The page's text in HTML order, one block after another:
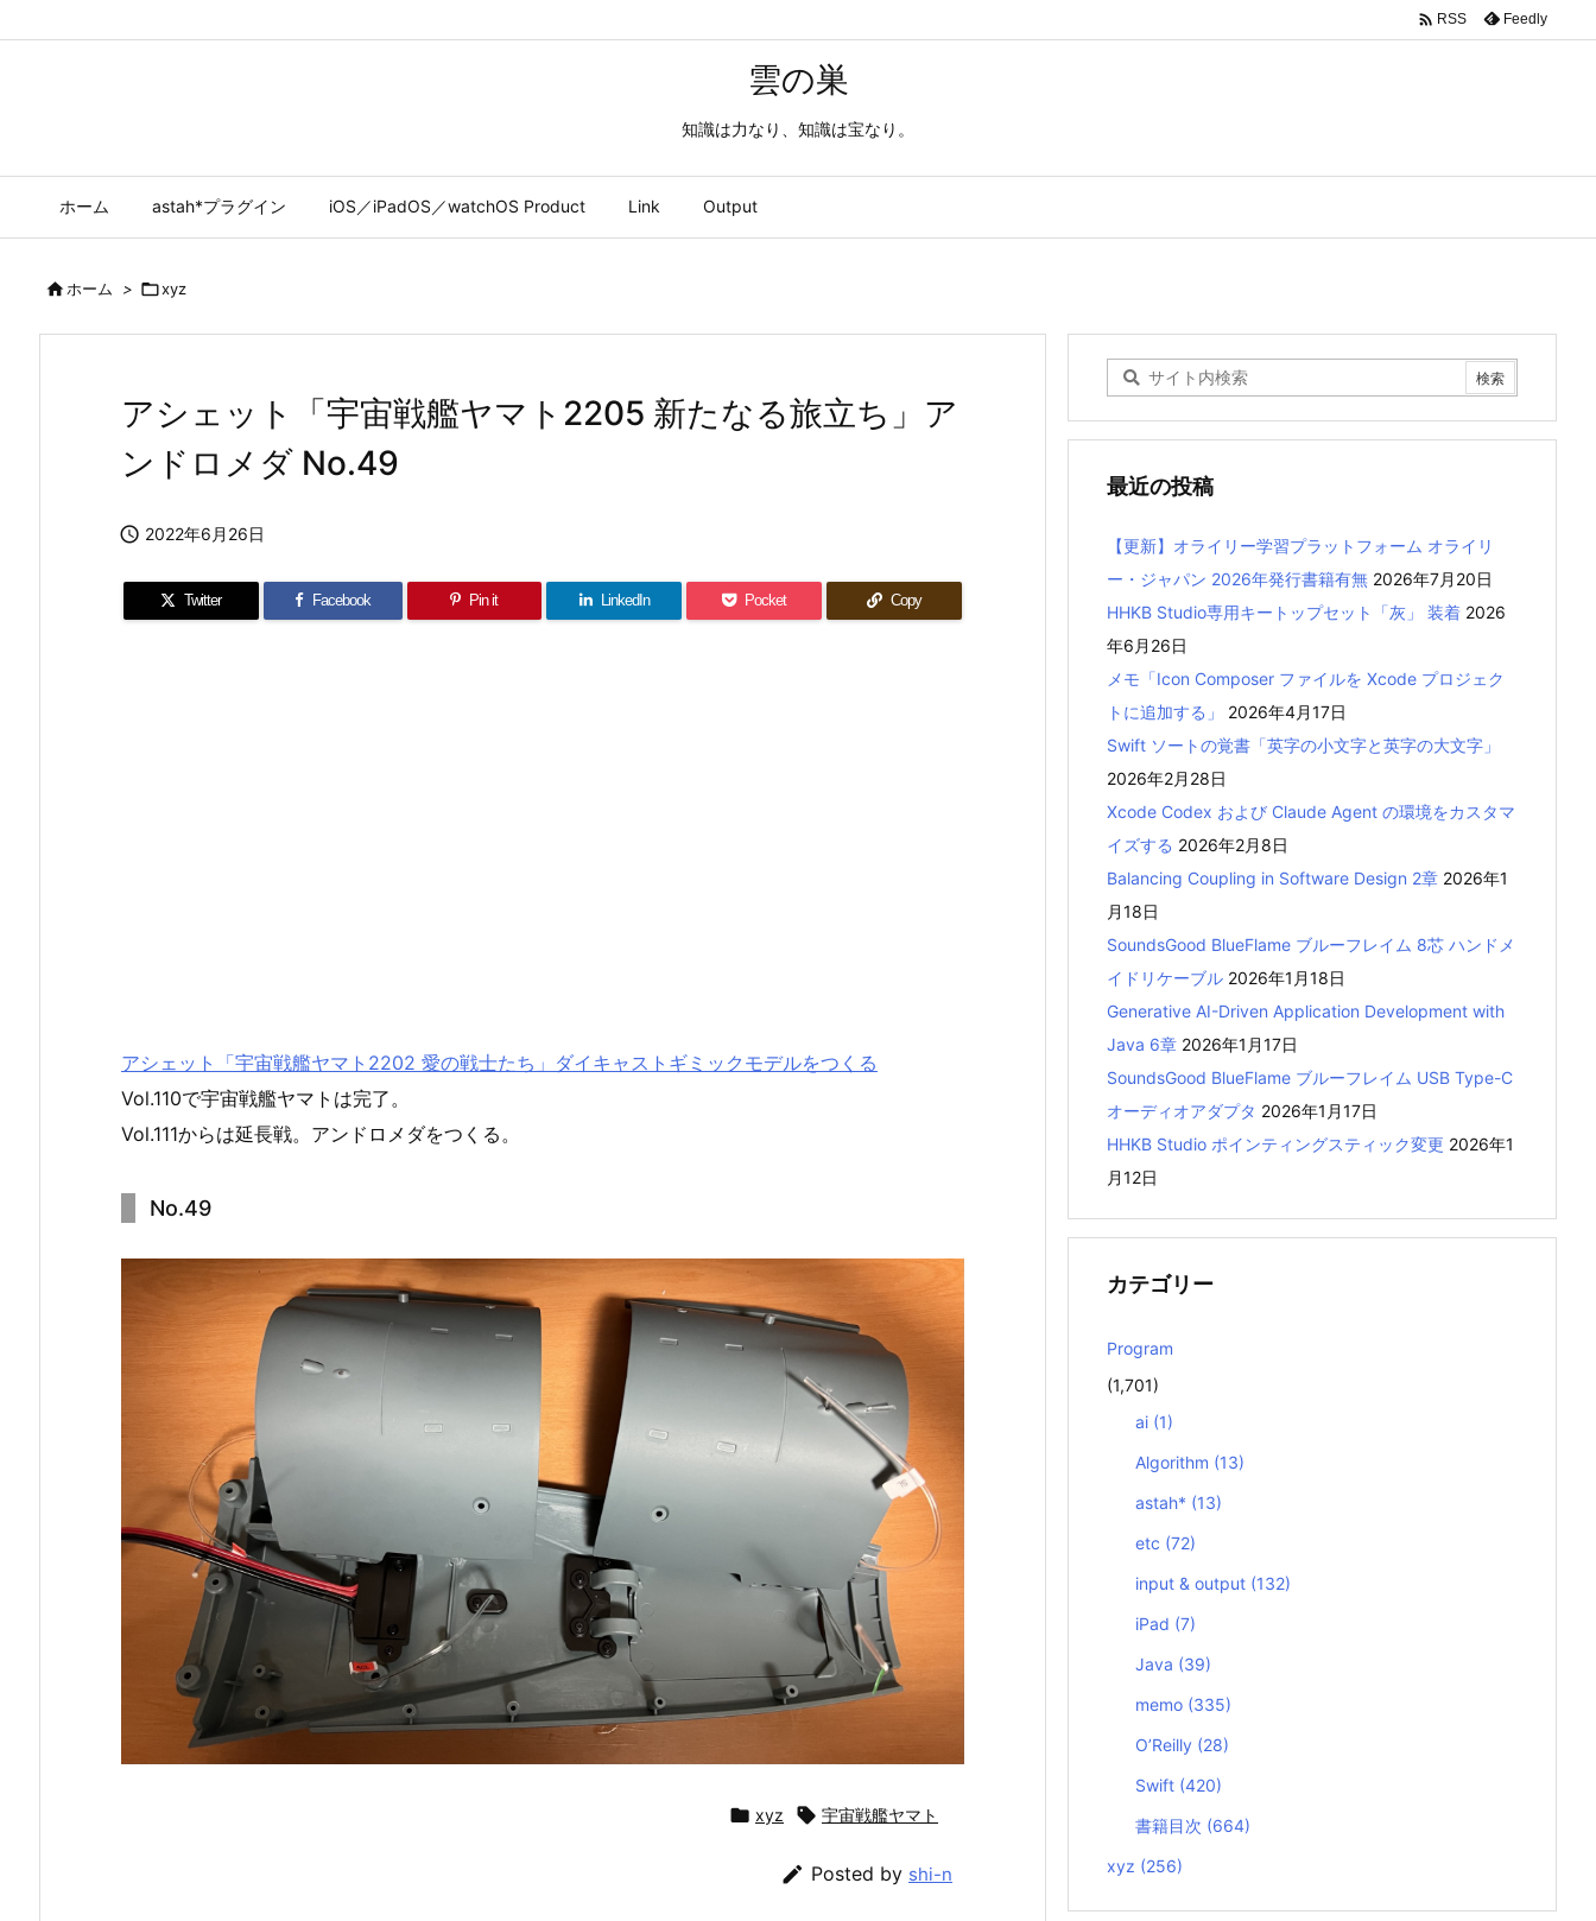
雲の巣
知識は力なり、知識は宝なり。
ホーム astah*プラグイン iOS／iPadOS／watchOS Product Link Output
 RSS Feedly
ホーム > xyz
アシェット「宇宙戦艦ヤマト2205 新たなる旅立ち」ア
ンドロメダ No.49
 2022年6月26日
Twitter Facebook Pin it LinkedIn Pocket Copy
アシェット「宇宙戦艦ヤマト2202 愛の戦士たち」ダイキャストギミックモデルをつくる
Vol.110で宇宙戦艦ヤマトは完了。
Vol.111からは延長戦。アンドロメダをつくる。
No.49
 xyz  宇宙戦艦ヤマト
 Posted by shi-n
最近の投稿
【更新】オライリー学習プラットフォーム オライリ
ー・ジャパン 2026年発行書籍有無 2026年7月20日
HHKB Studio専用キートップセット「灰」 装着 2026
年6月26日
メモ「Icon Composer ファイルを Xcode プロジェク
トに追加する」
2026年4月17日
Swift ソートの覚書「英字の小文字と英字の大文字」
2026年2月28日
Xcode Codex および Claude Agent の環境をカスタマ
イズする 2026年2月8日
Balancing Coupling in Software Design 2章 2026年1
月18日
SoundsGood BlueFlame ブルーフレイム 8芯 ハンドメ
イドリケーブル 2026年1月18日
Generative AI-Driven Application Development with
Java 6章 2026年1月17日
SoundsGood BlueFlame ブルーフレイム USB Type-C
オーディオアダプタ 2026年1月17日
HHKB Studio ポインティングスティック変更 2026年1
月12日
カテゴリー
Program
(1,701)
ai (1)
Algorithm (13)
astah* (13)
etc (72)
input & output (132)
iPad (7)
Java (39)
memo (335)
O’Reilly (28)
Swift (420)
書籍目次 (664)
xyz (256)